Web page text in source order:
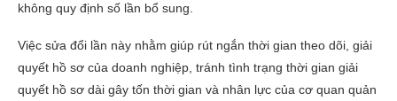
không quy định số lần bổ sung.
Việc sửa đổi lần này nhằm giúp rút ngắn thời gian theo dõi, giải
quyết hồ sơ của doanh nghiệp, tránh tình trạng thời gian giải
quyết hồ sơ dài gây tốn thời gian và nhân lực của cơ quan quản